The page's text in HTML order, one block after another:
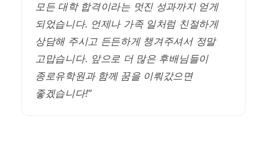
모든 대학 합격이라는 멋진 성과까지 얻게
되었습니다. 언제나 가족 일처럼 친절하게
상담해 주시고 든든하게 챙겨주셔서 정말
고맙습니다. 앞으로 더 많은 후배님들이
종로유학원과 함께 꿈을 이뤄갔으면
좋겠습니다!"